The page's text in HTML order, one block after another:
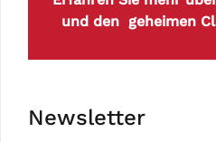
und den geheimen
Newsletter